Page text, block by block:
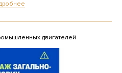
двигателей